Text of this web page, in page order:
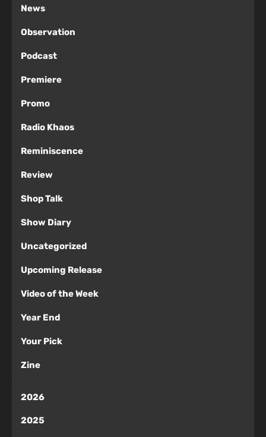
News
Observation
Podcast
Premiere
Promo
Radio Khaos
Reminiscence
Review
Shop Talk
Show Diary
Uncategorized
Upcoming Release
Video of the Week
Year End
Your Pick
Zine
2026
2025